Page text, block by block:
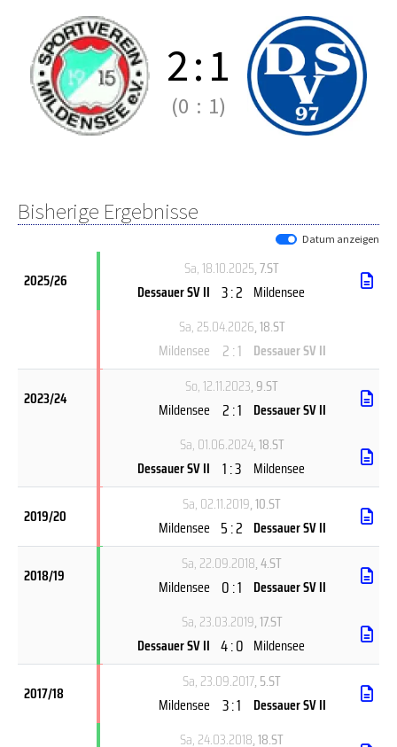
2:1
(0 : 1)
Bisherige Ergebnisse
Datum anzeigen
2025/26
Sa, 18.10.2025, 7.ST
Dessauer SV II 3 : 2 Mildensee
Sa, 25.04.2026, 18.ST
Mildensee
2 : 1 Dessauer SV II
2023/24
So, 12.11.2023, 9.ST
Mildensee 2 : 1 Dessauer SV II
Sa, 01.06.2024, 18.ST
Dessauer SV II 1 : 3 Mildensee
2019/20
Sa, 02.11.2019, 10.ST
Mildensee 5 : 2 Dessauer SV II
2018/19
Sa, 22.09.2018, 4.ST
Mildensee 0 : 1 Dessauer SV II
Sa, 23.03.2019, 17.ST
Dessauer SV II 4 : 0 Mildensee
2017/18
Sa, 23.09.2017, 5.ST
Mildensee 3 : 1
Dessauer SV II
Sa, 24.03.2018, 18.ST